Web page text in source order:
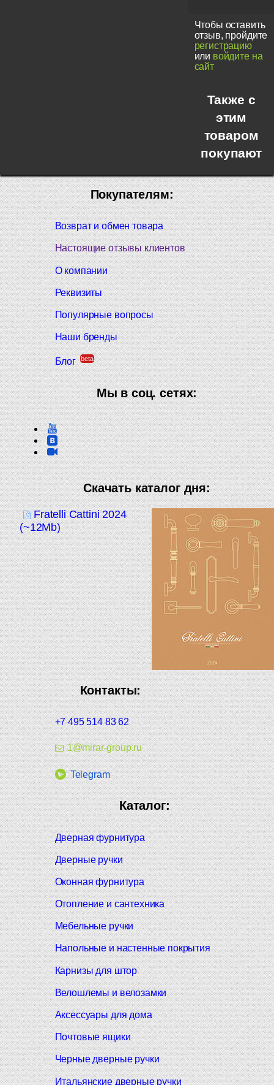
Чтобы оставить
отзыв, пройдите
регистрацию
или войдите на
сайт
Также с
этим
товаром
покупают
Покупателям:
Возврат и обмен товара
Настоящие отзывы клиентов
О компании
Реквизиты
Популярные вопросы
Наши бренды
Блог beta
Мы в соц. сетях:
Скачать каталог дня:
Fratelli Cattini 2024
(~12Mb)
Контакты:
+7 495 514 83 62
1@mirar-group.ru
Telegram
Каталог:
Дверная фурнитура
Дверные ручки
Оконная фурнитура
Отопление и сантехника
Мебельные ручки
Напольные и настенные покрытия
Карнизы для штор
Велошлемы и велозамки
Аксессуары для дома
Почтовые ящики
Черные дверные ручки
Итальянские дверные ручки